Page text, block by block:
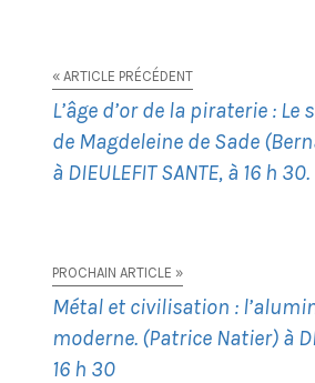
« ARTICLE PRÉCÉDENT
L’âge d’or de la piraterie :
de Magdeleine de Sade
à DIEULEFIT SANTE, à 16 h 30.
PROCHAIN ARTICLE »
Métal et civilisation :
moderne. (Patrice Natier) à
16 h 30